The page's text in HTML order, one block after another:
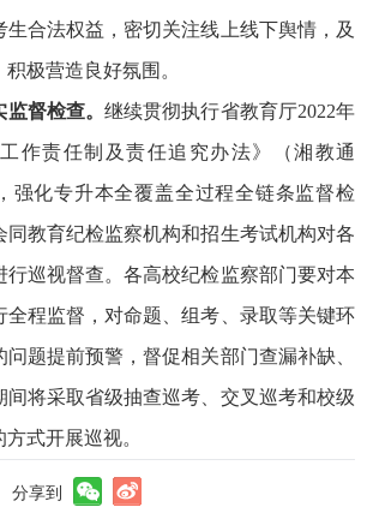
生合法权益，密切关注线上线下舆情，及
极营造良好氛围。
督检查。 继续贯彻执行省教育厅2022年
作责任制及责任追究办法》
（湘教通
强化专升本全覆盖全过程全链条监督检
同教育纪检监察机构和招生考试机构对各
行巡视督查。各高校纪检监察部门要对本
全程监督，对命题、组考、录取等关键环
题提前预警，督促相关部门查漏补缺、
间将采取省级抽查巡考、交叉巡考和校级
式开展巡视。
分享到